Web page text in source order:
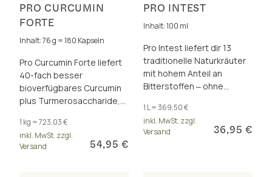
PRO CURCUMIN
FORTE
Inhalt: 76 g = 180 Kapseln
Pro Curcumin Forte liefert
40-fach besser
bioverfügbares Curcumin
plus Turmerosaccharide,
Vitamin C für Immunsystem
und Zellschutz.
1 kg = 723,03 €
inkl. MwSt. zzgl.
Versand
54,95 €
PRO INTEST
Inhalt: 100 ml
Pro Intest liefert dir 13
traditionelle Naturkräuter
mit hohem Anteil an
Bitterstoffen ‒ ohne
Zusatzstoffe.
1 L = 369,50 €
inkl. MwSt. zzgl.
Versand
36,95 €